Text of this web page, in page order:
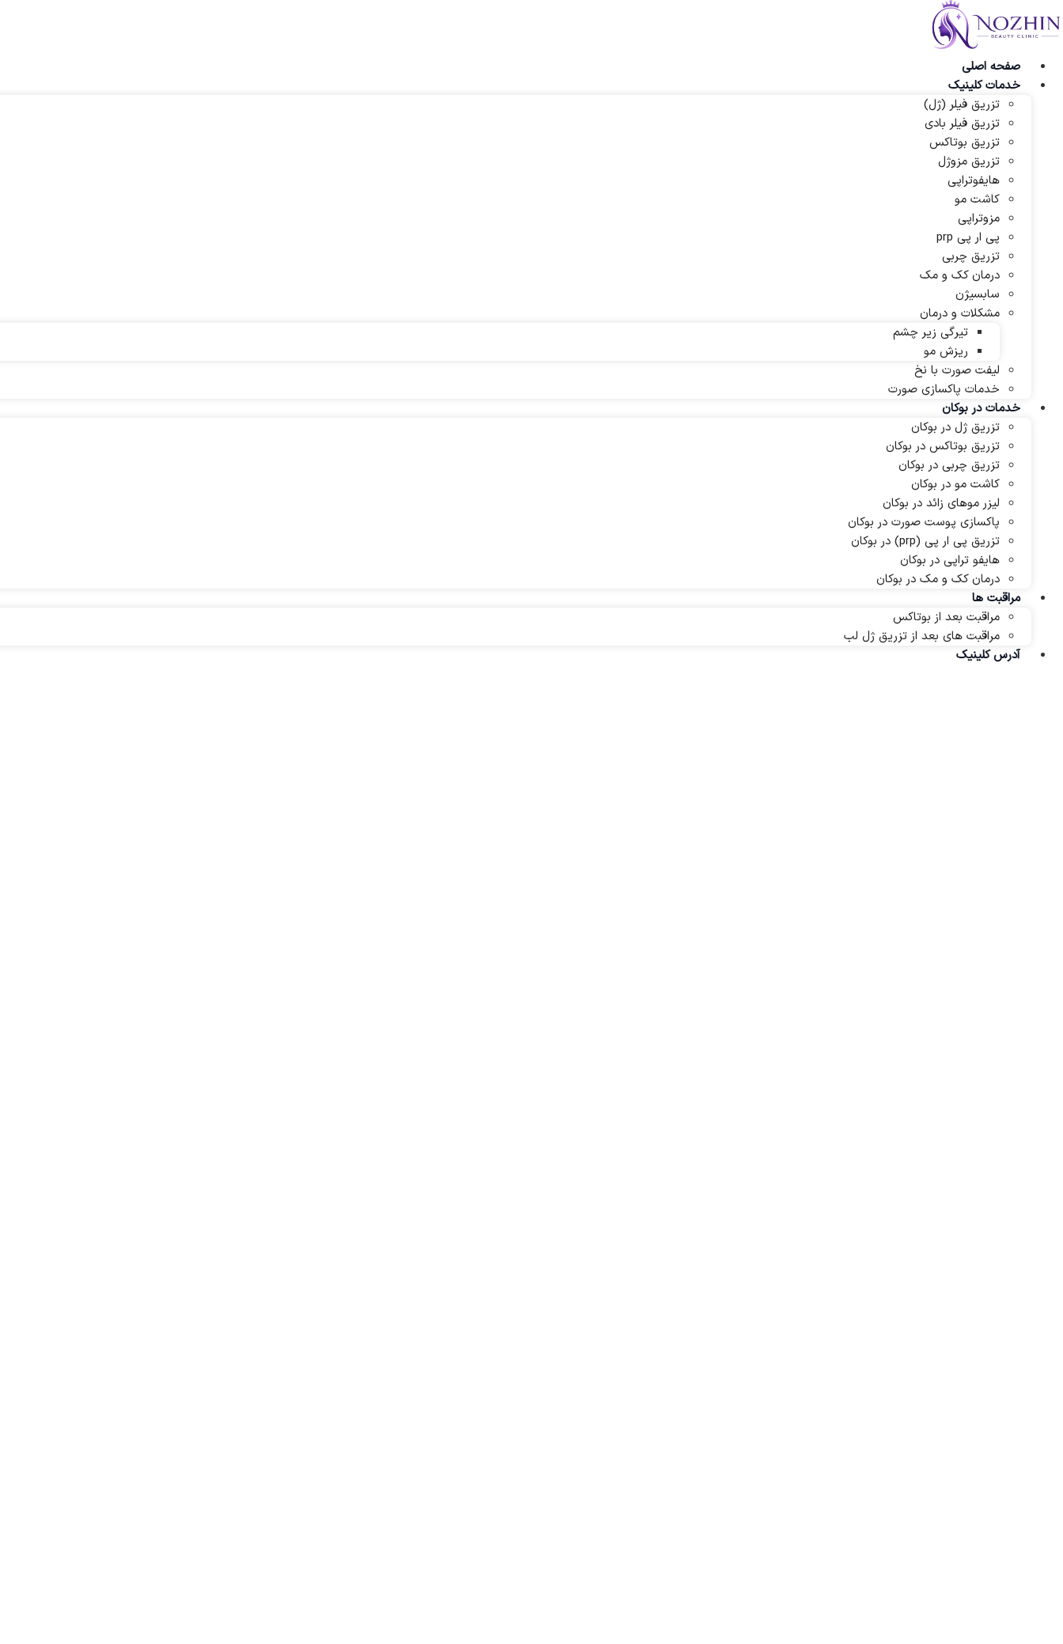
به
صفحه اصلی
خدمات کلینیک
تزریق فیلر (ژل)
تزریق فیلر بادی
تزریق بوتاکس
تزریق مزوژل
هایفوتراپی
کاشت مو
مزوتراپی
پی ار پی prp
تزریق چربی
درمان کک و مک
سابسیژن
مشکلات و درمان
تیرگی زیر چشم
ریزش مو
لیفت صورت با نخ
خدمات پاکسازی صورت
خدمات در بوکان
تزریق ژل در بوکان
تزریق بوتاکس در بوکان
تزریق چربی در بوکان
کاشت مو در بوکان
لیزر موهای زائد در بوکان
پاکسازی پوست صورت در بوکان
تزریق پی ار پی (prp) در بوکان
هایفو تراپی در بوکان
درمان کک و مک در بوکان
مراقبت ها
مراقبت بعد از بوتاکس
مراقبت های بعد از تزریق ژل لب
آدرس کلینیک